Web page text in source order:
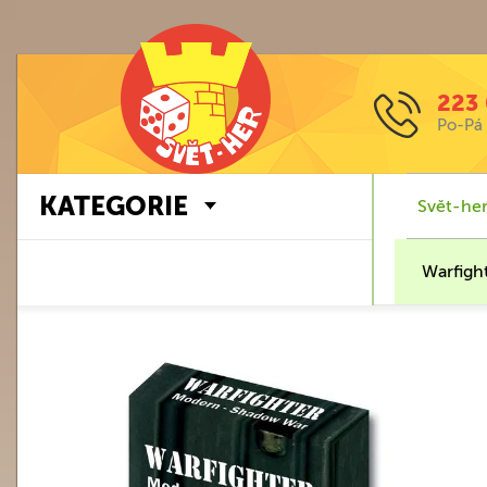
223
Po-
KATEGORIE Svět-